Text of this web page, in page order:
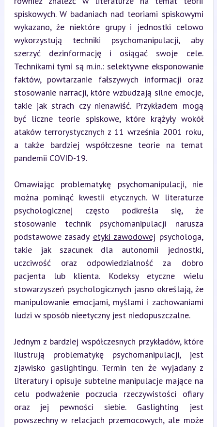
spiskowych. W badaniach nad teoriami spiskowymi
wykazano, że niektóre grupy i jednostki celowo
wykorzystują techniki psychomanipulacji, aby
szerzyć dezinformację i osiągać swoje cele.
Technikami tymi są m.in.: selektywne eksponowanie
faktów, powtarzanie fałszywych informacji oraz
stosowanie narracji, które wzbudzają silne emocje,
takie jak strach czy nienawiść. Przykładem mogą
być liczne teorie spiskowe, które krążyły wokół
ataków terrorystycznych z 11 września 2001 roku,
a także bardziej współczesne teorie na temat
pandemii COVID-19.
Omawiając problematykę psychomanipulacji, nie
można pominąć kwestii etycznych. W literaturze
psychologicznej często podkreśla się, że
stosowanie technik psychomanipulacji narusza
podstawowe zasady etyki zawodowej psychologa,
takie jak szacunek dla autonomii jednostki,
uczciwość oraz odpowiedzialność za dobro
pacjenta lub klienta. Kodeksy etyczne wielu
stowarzyszeń psychologicznych jasno określają, że
manipulowanie emocjami, myślami i zachowaniami
ludzi w sposób nieetyczny jest niedopuszczalne.
Jednym z bardziej współczesnych przykładów, które
ilustrują problematykę psychomanipulacji, jest
zjawisko gaslightingu. Termin ten że wyjadany z
literatury i opisuje subtelne manipulacje mające na
celu podważenie poczucia rzeczywistości ofiary
oraz jej pewności siebie. Gaslighting jest
powszechny w relacjach przemocowych, ale może